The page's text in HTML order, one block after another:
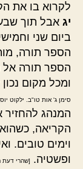
לקרוא בו את
יג אבל תוך
ביום שני
הספר תורה,
הספר תורה אל
ומכל מקום
סימן ג' אות טו"ב. ילקוט
המנהג
הקריאה,
וימים טובים.
ופשטיה.
[שהרי דעת